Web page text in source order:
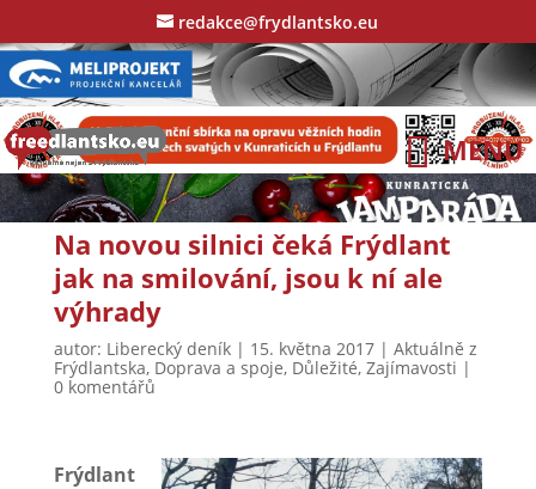
redakce@frydlantsko.eu
Na novou silnici čeká Frýdlant
jak na smilování, jsou k ní ale
výhrady
autor: Liberecký deník| 15. května 2017| Aktuálně z
Frýdlantska, Doprava a spoje, Důležité, Zajímavosti |
0 komentářů
Frýdlant